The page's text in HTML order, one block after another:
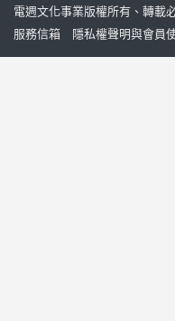
電週文化事業版權所有、轉
服務信箱
隱私權聲明與會員